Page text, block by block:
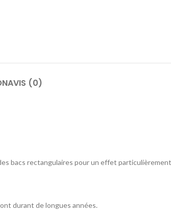
AVIS (0)
bacs rectangulaires pour un effet
durant de longues années.